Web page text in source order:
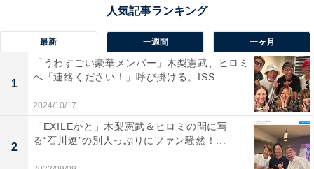
最新 一週間 一ヶ月
1
「うわすごい豪華メンバー」木梨憲武、ヒロミ
へ「連絡ください！」呼び掛ける。ISS...
2024/10/17
2
「EXILEかと」木梨憲武＆ヒロミの間に写
る“石川遼”の別人っぷりにファン騒然！...